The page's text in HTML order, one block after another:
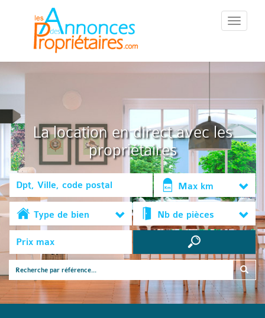
::Menu::
La location en direct avec les
propriétaires
Max km
Type de bien Nb de pièces